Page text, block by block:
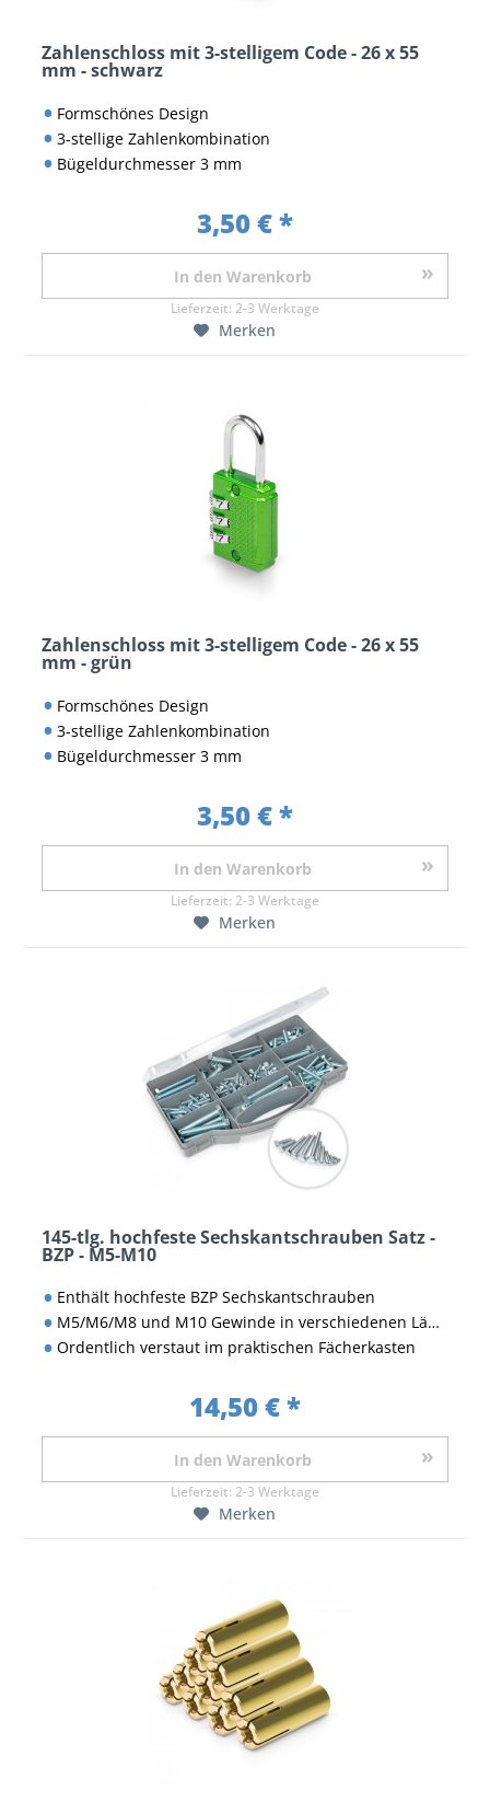
Zahlenschloss mit 3-stelligem Code - 26 x 55
mm - schwarz
Formschönes Design
3-stellige Zahlenkombination
Bügeldurchmesser 3 mm
3,50 € *
In den Warenkorb
Lieferzeit: 2-3 Werktage
Merken
Zahlenschloss mit 3-stelligem Code - 26 x 55
mm - grün
Formschönes Design
3-stellige Zahlenkombination
Bügeldurchmesser 3 mm
3,50 € *
In den Warenkorb
Lieferzeit: 2-3 Werktage
Merken
145-tlg. hochfeste Sechskantschrauben Satz -
BZP - M5-M10
Enthält hochfeste BZP Sechskantschrauben
M5/M6/M8 und M10 Gewinde in verschiedenen Längen
Ordentlich verstaut im praktischen Fächerkasten
14,50 € *
In den Warenkorb
Lieferzeit: 2-3 Werktage
Merken